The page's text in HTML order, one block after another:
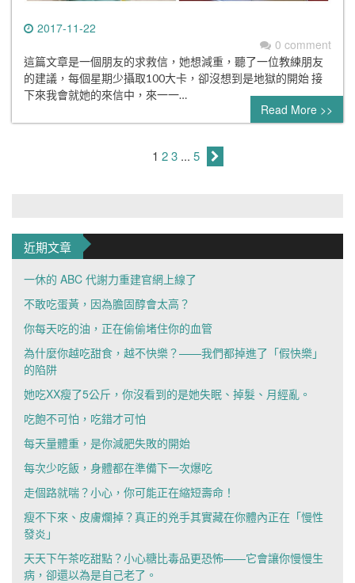
2017-11-22
0 comment
這篇文章是一個朋友的求救信，她想減重，聽了一位教練朋友
的建議，每個星期少攝取100大卡，卻沒想到是地獄的開始 接
下來我會就她的來信中，來一一…
Read More >>
1 2 3 ... 5
近期文章
一休的 ABC 代謝力重建官網上線了
不敢吃蛋黃，因為膽固醇會太高？
你每天吃的油，正在偷偷堵住你的血管
為什麼你越吃甜食，越不快樂？——我們都掉進了「假快樂」
的陷阱
她吃XX瘦了5公斤，你沒看到的是她失眠、掉髮、月經亂。
吃飽不可怕，吃錯才可怕
每天量體重，是你減肥失敗的開始
每次少吃飯，身體都在準備下一次爆吃
走個路就喘？小心，你可能正在縮短壽命！
瘦不下來、皮膚爛掉？真正的兇手其實藏在你體內正在「慢性
發炎」
天天下午茶吃甜點？小心糖比毒品更恐怖——它會讓你慢慢生
病，卻還以為是自己老了。